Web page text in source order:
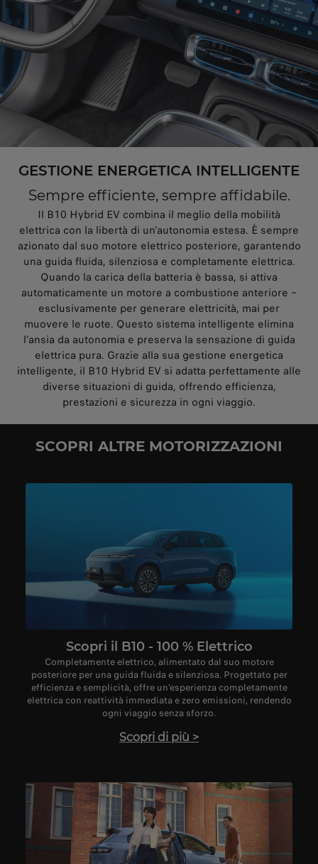
GESTIONE ENERGETICA INTELLIGENTE
Sempre efficiente, sempre affidabile.
Il B10 Hybrid EV combina il meglio della mobilità
elettrica con la libertà di un’autonomia estesa. È sempre
azionato dal suo motore elettrico posteriore, garantendo
una guida fluida, silenziosa e completamente elettrica.
Quando la carica della batteria è bassa, si attiva
automaticamente un motore a combustione anteriore –
esclusivamente per generare elettricità, mai per
muovere le ruote. Questo sistema intelligente elimina
l’ansia da autonomia e preserva la sensazione di guida
elettrica pura. Grazie alla sua gestione energetica
intelligente, il B10 Hybrid EV si adatta perfettamente alle
diverse situazioni di guida, offrendo efficienza,
prestazioni e sicurezza in ogni viaggio.
SCOPRI ALTRE MOTORIZZAZIONI
Scopri il B10 - 100 % Elettrico
Completamente elettrico, alimentato dal suo motore
posteriore per una guida fluida e silenziosa. Progettato per
efficienza e semplicità, offre un’esperienza completamente
elettrica con reattività immediata e zero emissioni, rendendo
ogni viaggio senza sforzo.
Scopri di più >